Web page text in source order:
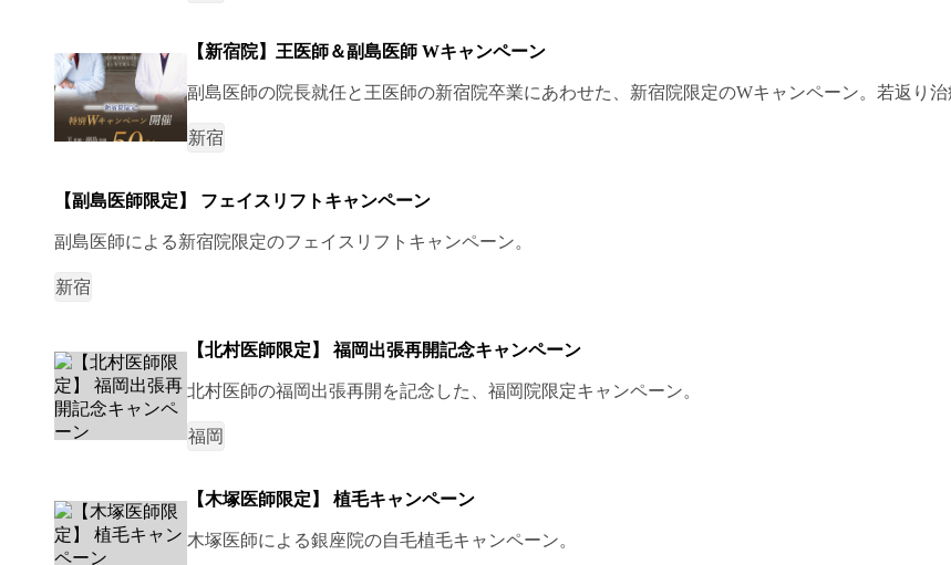
【新宿院】王医師＆副島医師 Wキャンペーン
副島医師の院長就任と王医師の新宿院卒業にあわせた、新宿院限定のWキャンペーン。若返り治
新宿
【副島医師限定】 フェイスリフトキャンペーン
副島医師による新宿院限定のフェイスリフトキャンペーン。
新宿
【北村医師限定】 福岡出張再開記念キャンペーン
北村医師の福岡出張再開を記念した、福岡院限定キャンペーン。
福岡
【木塚医師限定】 植毛キャンペーン
木塚医師による銀座院の自毛植毛キャンペーン。